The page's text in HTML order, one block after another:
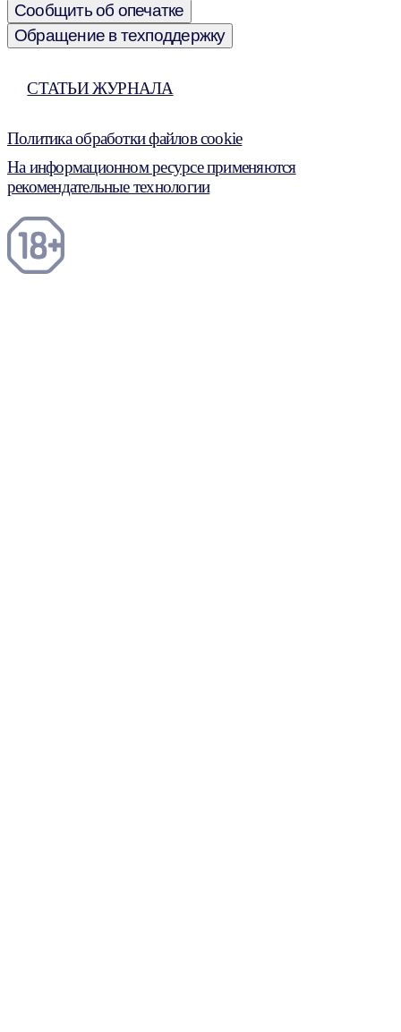
Сообщить об опечатке
Обращение в техподдержку
СТАТЬИ ЖУРНАЛА
Политика обработки файлов cookie
На информационном ресурсе применяются
рекомендательные технологии